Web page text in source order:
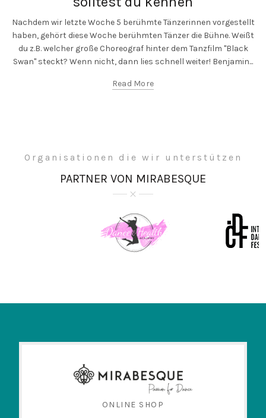
Nachdem wir letzte Woche 5 berühmte Tänzerinnen vorgestellt
haben, gehört diese Woche berühmten Tänzer die Bühne. Weißt
du z.B. welcher große Choreograf hinter dem Tanzfilm "Black
Swan" steckt? Wenn nicht, dann lies schnell weiter! Benjamin...
Read More
Organisationen die wir unterstützen
PARTNER VON MIRABESQUE
ONLINE SHOP